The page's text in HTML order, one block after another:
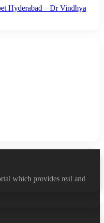
Hyderabad – Dr Vindhya
which provides real and